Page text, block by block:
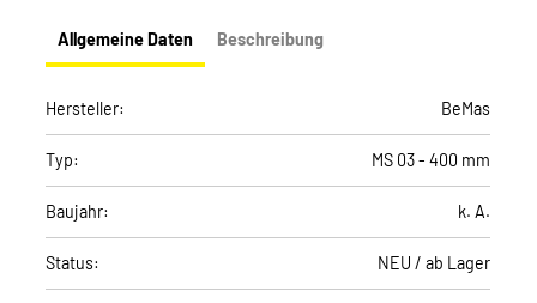
Allgemeine Daten Beschreibung
Hersteller: BeMas
Typ: MS 03 - 400 mm
Baujahr: k. A.
Status: NEU / ab Lager